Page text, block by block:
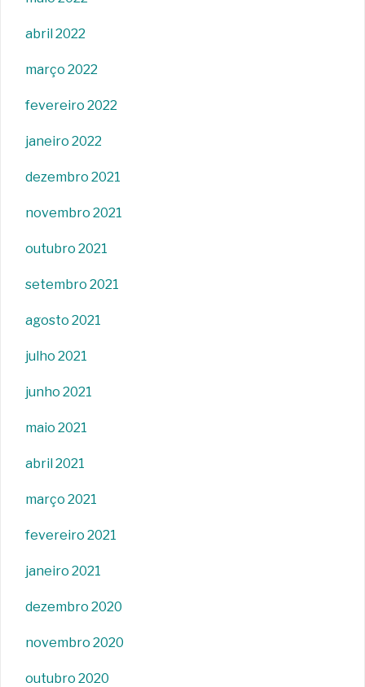
abril 2022
março 2022
fevereiro 2022
janeiro 2022
dezembro 2021
novembro 2021
outubro 2021
setembro 2021
agosto 2021
julho 2021
junho 2021
maio 2021
abril 2021
março 2021
fevereiro 2021
janeiro 2021
dezembro 2020
novembro 2020
outubro 2020